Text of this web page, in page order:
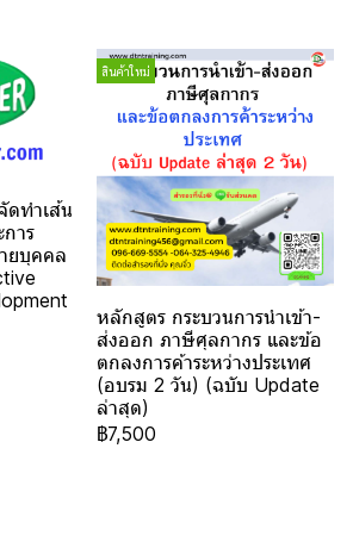
ดทำเส้น
าร
ยบุคคล
สินค้าใหม่
หลักสูตร กระบวนการนำเข้า-
ส่งออก ภาษีศุลกากร และข้อ
ตกลงการค้าระหว่างประเทศ
(อบรม 2 วัน) (ฉบับ Update
ล่าสุด)
฿7,500